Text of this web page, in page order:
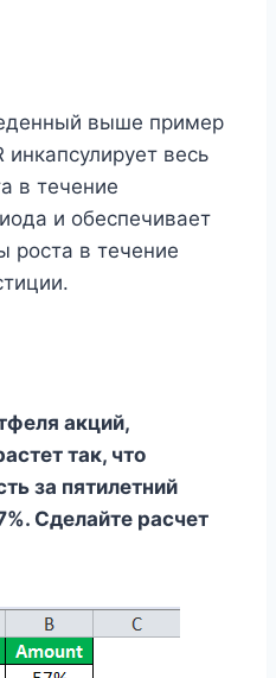
выше пример
инкапсулирует весь
в течение
и обеспечивает
роста в течение
акций,
так, что
за пятилетний
Сделайте расчет